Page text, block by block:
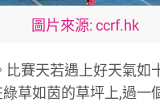
圖片來源: ccrf.hk
賽天若遇上好天氣
草如茵的草坪上,過